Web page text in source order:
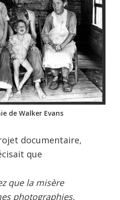
de Walker Evans
documentaire,
que
que la misère
photographies,